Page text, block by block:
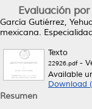
Evaluación
García Gutiérrez,
mexicana.
Texto
22926.pdf-
Available
Download
Resumen